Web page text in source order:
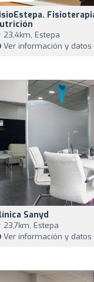
23,4km, Estepa
Ver información y datos
Sanyd
23,7km, Estepa
Ver información y datos